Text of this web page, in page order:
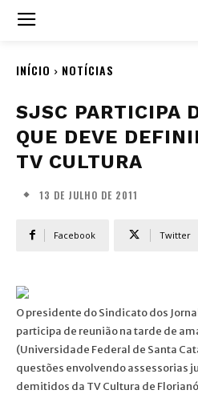
INÍCIO NOTÍCIAS
SJSC PARTICIPA
QUE DEVE
TV CULTURA
13 DE JULHO DE 2011
Facebook Twitter
O presidente do Sindicato dos
participa de reunião na tarde de
(Universidade Federal de Santa
questões envolvendo assessorias
demitidos da TV Cultura de